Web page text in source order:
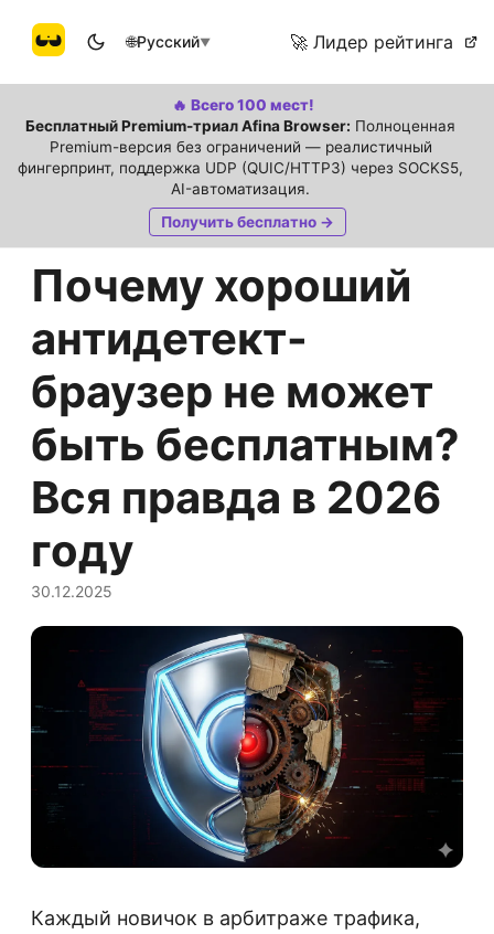
🌐Русский▼ 🚀 Лидер рейтинга
🔥 Всего 100 мест!
Бесплатный Premium-триал Afina Browser: Полноценная
Premium-версия без ограничений — реалистичный
фингерпринт, поддержка UDP (QUIC/HTTP3) через SOCKS5,
AI-автоматизация.
Получить бесплатно →
Почему хороший
антидетект-
браузер не может
быть бесплатным?
Вся правда в 2026
году
30.12.2025
Каждый новичок в арбитраже трафика,